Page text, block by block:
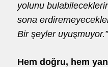
yolunu
sona
Bir şeyler uyuşmuyor.”
Hem doğru, hem